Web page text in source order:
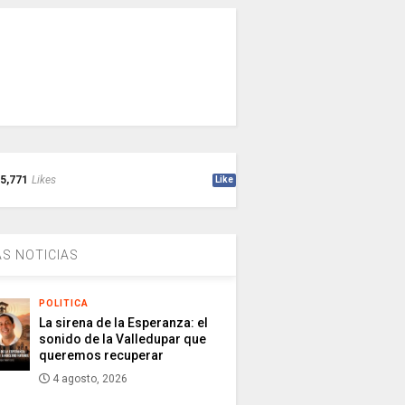
5,771 Likes Like
NOTICIAS
POLITICA
La sirena de la Esperanza: el
sonido de la Valledupar que
queremos recuperar
4 agosto, 2026